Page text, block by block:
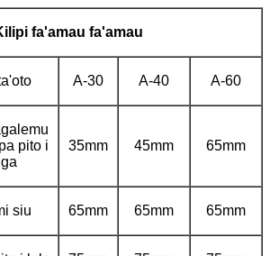
fa'amau fa'amau
A-30 A-40 A-60
pito i
35mm 45mm 65mm
siu 65mm 65mm 65mm